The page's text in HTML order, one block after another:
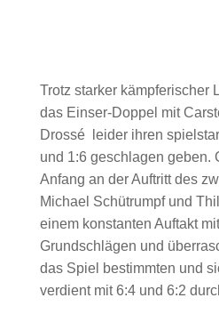
Trotz starker kämpferischer
das Einser-Doppel mit
Drossé leider ihren
und 1:6 geschlagen geben.
Anfang an der Auftritt des
Michael Schütrumpf und
einem konstanten Auftakt
Grundschlägen und
das Spiel bestimmten und
verdient mit 6:4 und 6:2